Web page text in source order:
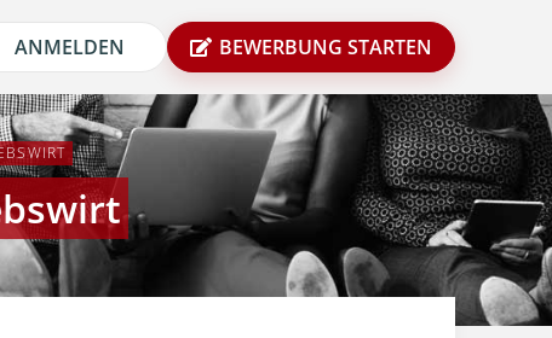
ANMELDEN BEWERBUNG STARTEN